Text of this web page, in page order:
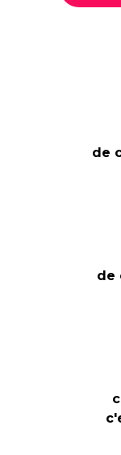
de
de